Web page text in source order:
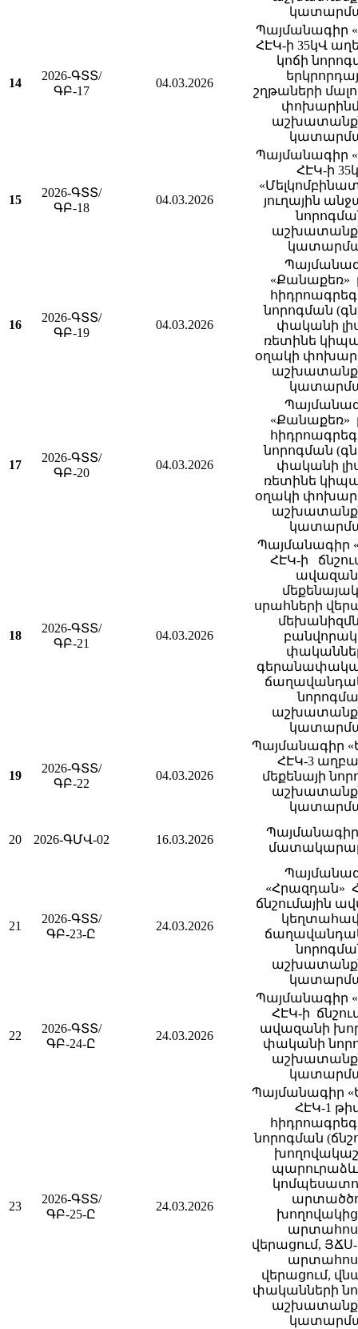
14
2026-ԳՏՏ/
ԳԲ-17
04.03.2026
Պայմանագիր
ՀԷԿ-ի 35կՎ
կոճի
շղթաների
15
2026-ԳՏՏ/
ԳԲ-18
04.03.2026
Պայմանագիր
ՀԷԿ-ի
յուղային
16
2026-ԳՏՏ/
ԳԲ-19
04.03.2026
«Քանաքեռ»
նորոգման
փականի
ռետինե
օղակի
17
2026-ԳՏՏ/
ԳԲ-20
04.03.2026
«Քանաքեռ»
նորոգման
փականի
ռետինե
օղակի
18
2026-ԳՏՏ/
ԳԲ-21
04.03.2026
Պայմանագիր
ՀԷԿ-ի
սրահների
19
2026-ԳՏՏ/
ԳԲ-22
04.03.2026
Պայմանագիր
ՀԷԿ-3
մեքենայի
20 2026-ԳՄՎ-02 16.03.2026
Պայմանագիր
21
2026-ԳՏՏ/
ԳԲ-23-Ը
24.03.2026
«Հրազդան»
ճնշումային
22
2026-ԳՏՏ/
ԳԲ-24-Ը
24.03.2026
Պայմանագիր
ՀԷԿ-ի
ավազանի
փականի
23
2026-ԳՏՏ/
ԳԲ-25-Ը
24.03.2026
Պայմանագիր
ՀԷԿ-1
նորոգման
խողովակից
վերացում, ՅՃՍ-
վերացում,
փականների